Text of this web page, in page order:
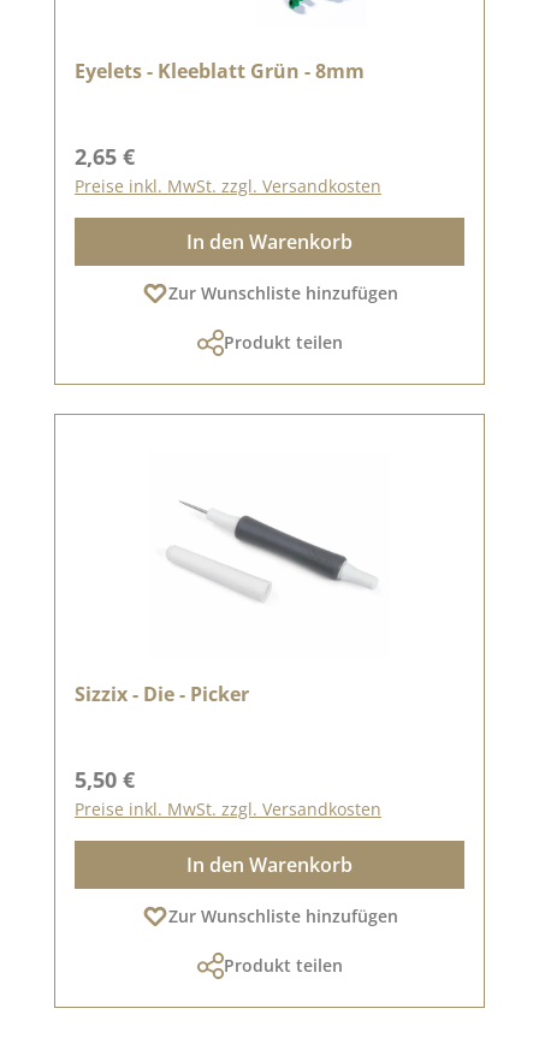
Eyelets - Kleeblatt Grün - 8mm
Regulärer Preis:
2,65 €
Preise inkl. MwSt. zzgl. Versandkosten
In den Warenkorb
Zur Wunschliste hinzufügen
Produkt teilen
Sizzix - Die - Picker
Regulärer Preis:
5,50 €
Preise inkl. MwSt. zzgl. Versandkosten
In den Warenkorb
Zur Wunschliste hinzufügen
Produkt teilen